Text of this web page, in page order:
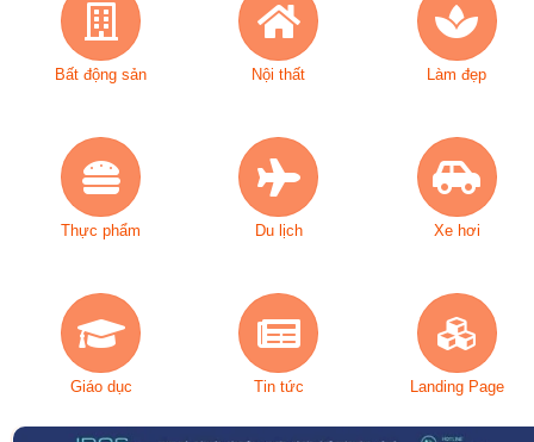
Bất động sản Nội thất Làm đẹp
Thực phẩm Du lịch Xe hơi
Giáo dục Tin tức Landing Page